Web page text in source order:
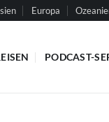
Europa
PODCAST-